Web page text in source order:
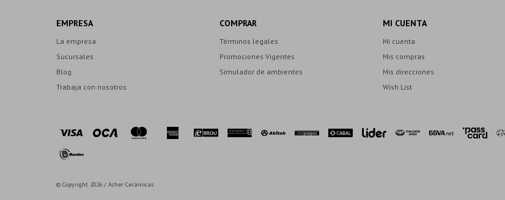
EMPRESA
La empresa
Sucursales
Blog
Trabaja con nosotros
COMPRAR
Términos legales
Promociones Vigentes
Simulador de ambientes
MI CUENTA
Mi cuenta
Mis compras
Mis direcciones
Wish List
© Copyright 2026 / Acher Cerámicas